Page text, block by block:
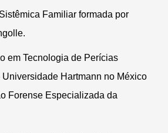
Familiar formada por
em Tecnologia de Perícias
Universidade Hartmann no México
Forense Especializada da